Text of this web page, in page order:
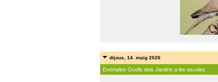
dijous, 14. maig 2026
Exemples Ocells dels Jardins a les escoles